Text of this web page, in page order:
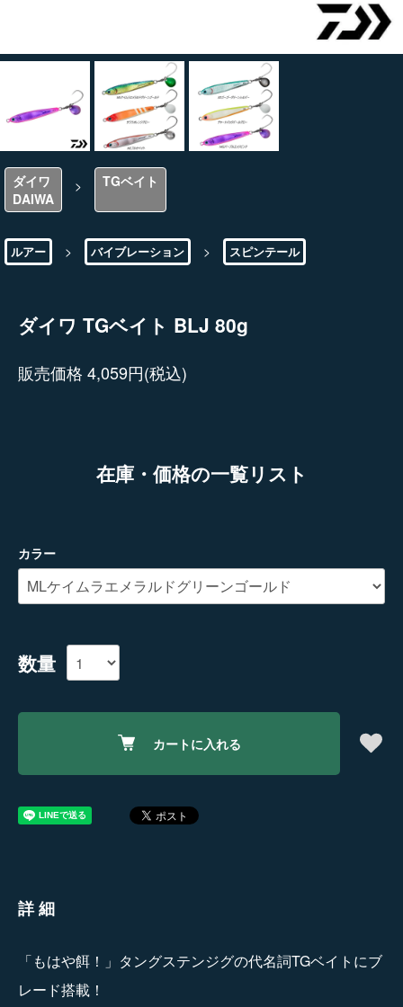
ダイワ
DAIWA
> TGベイト
ルアー > バイブレーション > スピンテール
ダイワ TGベイト BLJ 80g
販売価格 4,059円(税込)
在庫・価格の一覧リスト
カラー
数量
カートに入れる
詳細
「もはや餌！」タングステンジグの代名詞TGベイトにブ
レード搭載！